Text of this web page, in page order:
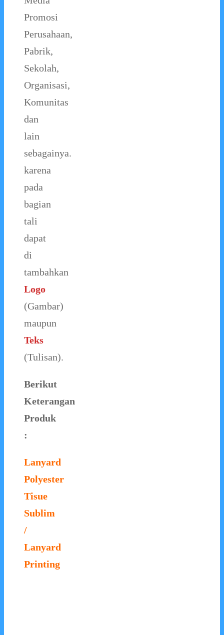
Promosi
Perusahaan,
Pabrik,
Sekolah,
Organisasi,
Komunitas
dan
lain
sebagainya.
karena
pada
bagian
tali
dapat
di
tambahkan
Logo
(Gambar)
maupun
Teks
(Tulisan).
Berikut
Keterangan
Produk
:
Lanyard
Polyester
Tisue
Sublim
/
Lanyard
Printing